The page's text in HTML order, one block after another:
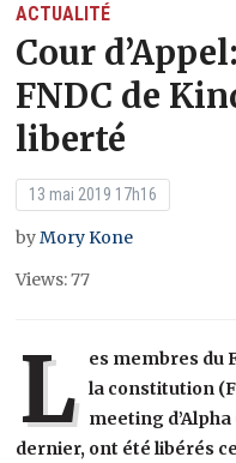
ACTUALITÉ
Cour
FNDC de
liberté
13 mai 2019 17h16
byMory Kone
Views: 77
L es membres du
la constitution
meeting
dernier, ont été libérés